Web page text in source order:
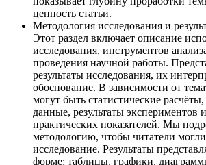
ценность статьи.
Методология исследования и
Этот раздел включает описание
исследования, инструментов
проведения научной работы.
результаты исследования, их
обоснование. В зависимости от
могут быть статистические
данные, результаты экспериментов
практических показателей. Мы
методологию, чтобы читатели
исследование. Результаты
форме: таблицы, графики,